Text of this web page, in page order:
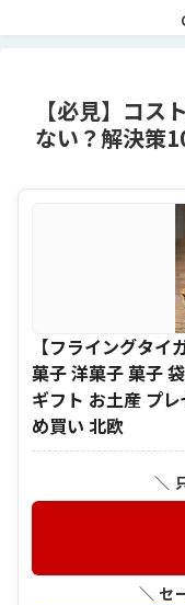
【必見】コス
ない？解決策
【フライングタ
菓子 洋菓子 菓子
ギフト お土産 プ
め買い 北欧
＼
＼ セ